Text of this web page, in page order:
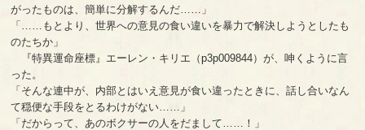
がったものは、簡単に分解するんだ……」
「……もとより、世界への意見の食い違いを暴力で解決しようとしたも
のたちか」
『特異運命座標』エーレン・キリエ（p3p009844）が、呻くように言
った。
「そんな連中が、内部とはいえ意見が食い違ったときに、話し合いなん
て穏便な手段をとるわけがない……」
「だからって、あのボクサーの人をだまして……！」